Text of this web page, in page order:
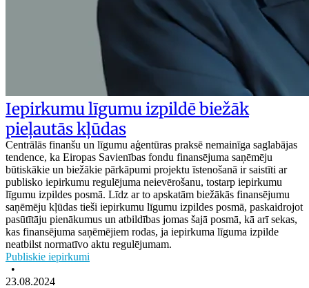
Iepirkumu līgumu izpildē biežāk
pieļautās kļūdas
Centrālās finanšu un līgumu aģentūras praksē nemainīga saglabājas
tendence, ka Eiropas Savienības fondu finansējuma saņēmēju
būtiskākie un biežākie pārkāpumi projektu īstenošanā ir saistīti ar
publisko iepirkumu regulējuma neievērošanu, tostarp iepirkumu
līgumu izpildes posmā. Līdz ar to apskatām biežākās finansējumu
saņēmēju kļūdas tieši iepirkumu līgumu izpildes posmā, paskaidrojot
pasūtītāju pienākumus un atbildības jomas šajā posmā, kā arī sekas,
kas finansējuma saņēmējiem rodas, ja iepirkuma līguma izpilde
neatbilst normatīvo aktu regulējumam.
Publiskie iepirkumi
•
23.08.2024